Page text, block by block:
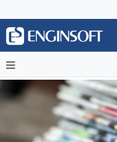
May we use cookies to
privacy very seriously. Please
and any